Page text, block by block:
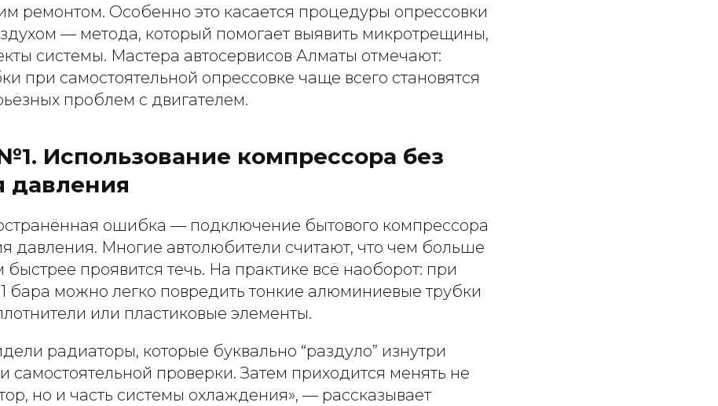
ремонтом. Особенно это касается процедуры опрессовки
— метода, который помогает выявить микротрещины,
системы. Мастера автосервисов Алматы отмечают:
при самостоятельной опрессовке чаще всего становятся
проблем с двигателем.
Использование компрессора без
давления
ошибка — подключение бытового компрессора
давления. Многие автолюбители считают, что чем больше
быстрее проявится течь. На практике всё наоборот: при
бара можно легко повредить тонкие алюминиевые трубки
или пластиковые элементы.
радиаторы, которые буквально “раздуло” изнутри
самостоятельной проверки. Затем приходится менять не
но и часть системы охлаждения», — рассказывает